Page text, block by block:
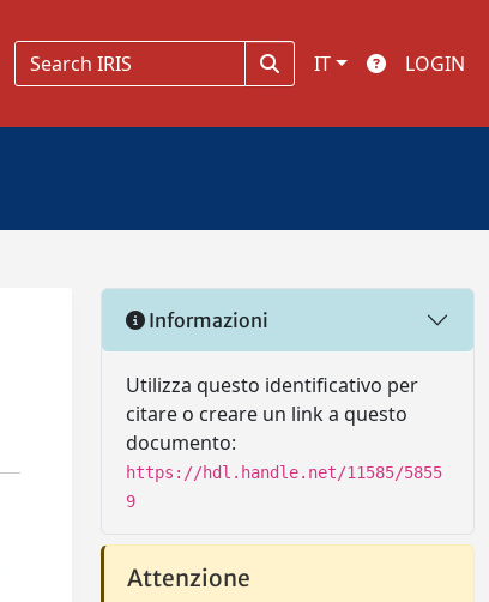
IT LOGIN
Informazioni
Utilizza questo identificativo per
citare o creare un link a questo
documento:
https://hdl.handle.net/11585/5855
9
Attenzione